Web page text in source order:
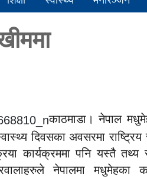
काठमाडा। नेपाल
दिवसका अवसरमा राष्ट्रिय
कार्यक्रममा पनि यस्तै तथ्य
नेपालमा मधुमेहका